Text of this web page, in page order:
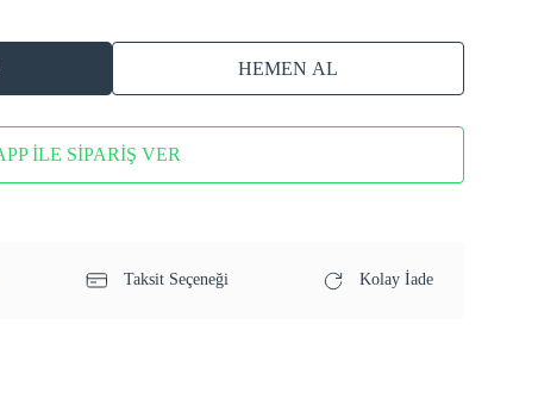
HEMEN AL
İLE SİPARİŞ VER
Taksit Seçeneği Kolay İade